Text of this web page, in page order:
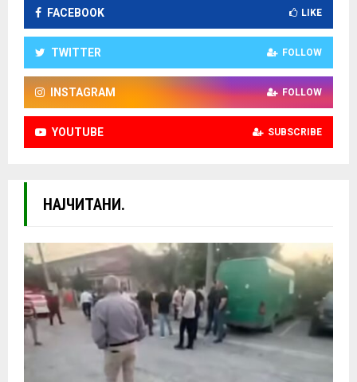
FACEBOOK LIKE
TWITTER FOLLOW
INSTAGRAM FOLLOW
YOUTUBE SUBSCRIBE
НАЈЧИТАНИ.